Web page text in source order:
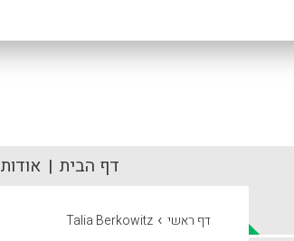
דף הבית אודות
דף ראשי ›
Talia Berkowitz